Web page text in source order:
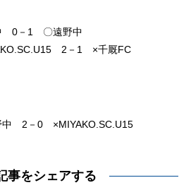
0－1 〇遠野中
2－1 ×千厩FC
中 2－0 ×MIYAKO.SC.U15
事をシェアする